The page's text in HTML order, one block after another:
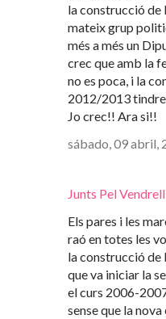
la construcció de
mateix grup
més a més un
crec que amb la
no es poca, i la
2012/2013
Jo crec!! Ara si!!
sábado, 09 abril,
Junts Pel Vendrell
Els pares i les
raó en totes les
la construcció
que va iniciar la
el curs 2006-
sense que la